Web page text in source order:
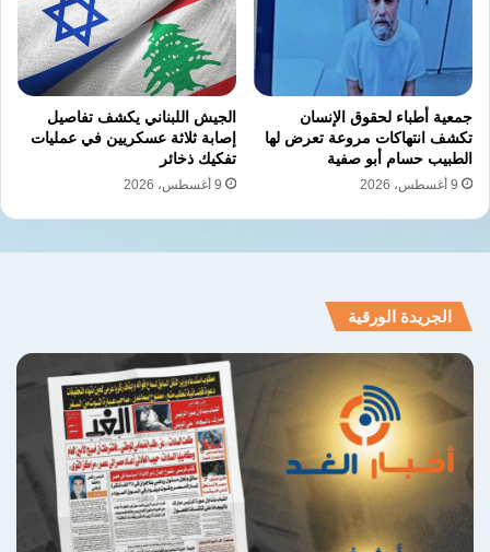
جمعية أطباء لحقوق الإنسان
تكشف انتهاكات مروعة تعرض لها
الطبيب حسام أبو صفية
9 أغسطس، 2026
الجيش اللبناني يكشف تفاصيل
إصابة ثلاثة عسكريين في عمليات
تفكيك ذخائر
9 أغسطس، 2026
الجريدة الورقية